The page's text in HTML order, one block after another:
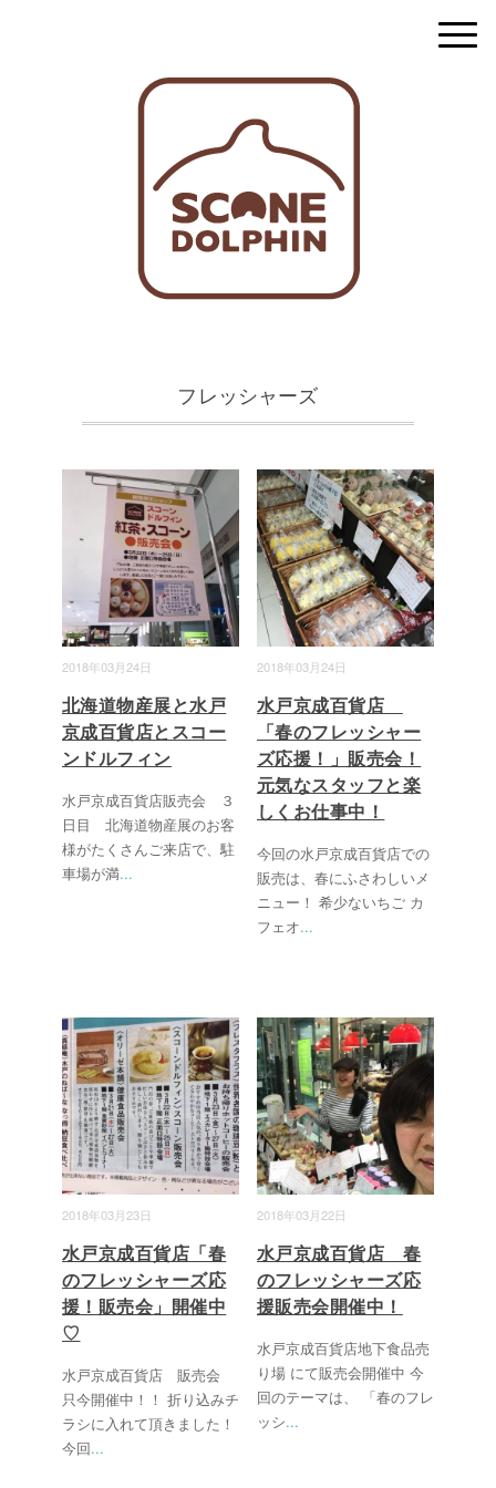
フレッシャーズ
2018年03月24日
北海道物産展と水戸
京成百貨店とスコー
ンドルフィン
水戸京成百貨店販売会 ３
日目 北海道物産展のお客
様がたくさんご来店で、駐
車場が満...
2018年03月24日
水戸京成百貨店
「春のフレッシャー
ズ応援！」販売会！
元気なスタッフと楽
しくお仕事中！
今回の水戸京成百貨店での
販売は、春にふさわしいメ
ニュー！ 希少ないちご カ
フェオ...
2018年03月23日
水戸京成百貨店「春
のフレッシャーズ応
援！販売会」開催中
♡
水戸京成百貨店 販売会
只今開催中！！ 折り込みチ
ラシに入れて頂きました！
今回...
2018年03月22日
水戸京成百貨店 春
のフレッシャーズ応
援販売会開催中！
水戸京成百貨店地下食品売
り場 にて販売会開催中 今
回のテーマは、 「春のフレ
ッシ...